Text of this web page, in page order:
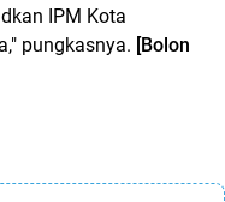
IPM Kota
pungkasnya. [Bolon